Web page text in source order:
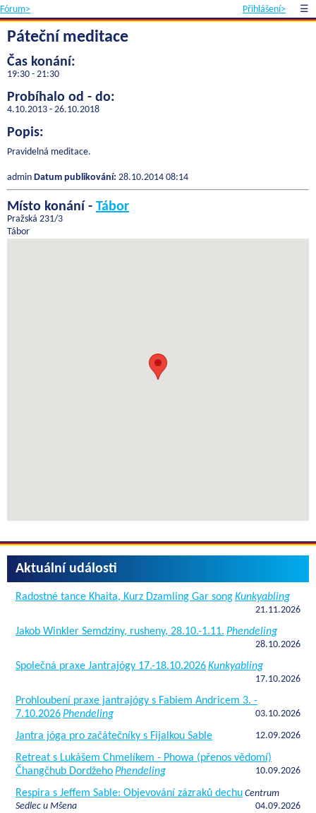
Fórum> Přihlášení> ☰
Páteční meditace
Čas konání:
19:30 - 21:30
Probíhalo od - do:
4.10.2013 - 26.10.2018
Popis:
Pravidelná meditace.
admin Datum publikování: 28.10.2014 08:14
Místo konání - Tábor
Pražská 231/3
Tábor
Aktuální události
Radostné tance Khaita, Kurz Dzamling Gar songKunkyabling
21.11.2026
Jakob Winkler Semdziny, rusheny, 28.10.-1.11. Phendeling
28.10.2026
Společná praxe Jantrajógy 17.-18.10.2026Kunkyabling
17.10.2026
Prohloubení praxe jantrajógy s Fabiem Andricem 3. -
7.10.2026Phendeling 03.10.2026
Jantra jóga pro začátečníky s Fijalkou Sable 12.09.2026
Retreat s Lukášem Chmelíkem - Phowa (přenos vědomí)
Čhangčhub DordžehoPhendeling 10.09.2026
Respira s Jeffem Sable: Objevování zázraků dechu Centrum
Sedlec u Mšena
04.09.2026